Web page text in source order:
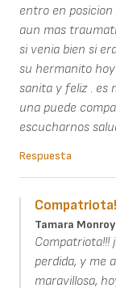
entro en posicion
aun mas
si venia bien si
su hermanito
sanita y feliz . es
una puede
escucharnos
Respuesta
Tamara
Compatriota!!!
perdida, y me
maravillosa,